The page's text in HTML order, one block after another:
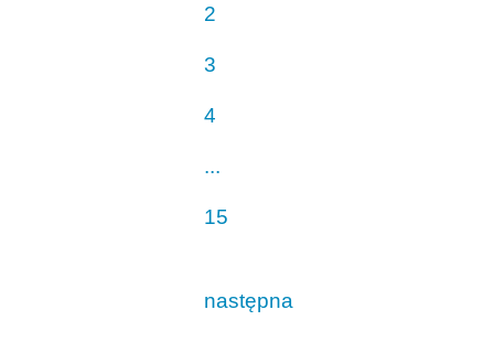
2
3
4
...
15
następna